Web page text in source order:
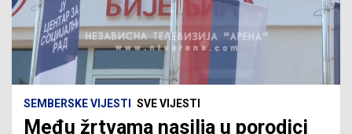
SEMBERSKE VIJESTI SVE VIJESTI
Među žrtvama nasilja u porodici